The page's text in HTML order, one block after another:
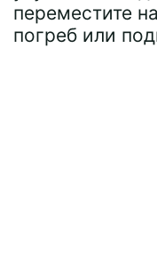
переместите
погреб или